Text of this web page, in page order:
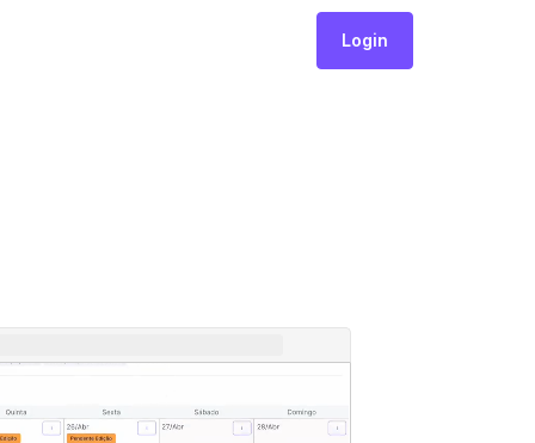
Login